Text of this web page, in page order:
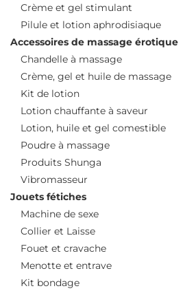
Crème et gel stimulant
Pilule et lotion aphrodisiaque
Accessoires de massage érotique
Chandelle à massage
Crème, gel et huile de massage
Kit de lotion
Lotion chauffante à saveur
Lotion, huile et gel comestible
Poudre à massage
Produits Shunga
Vibromasseur
Jouets fétiches
Machine de sexe
Collier et Laisse
Fouet et cravache
Menotte et entrave
Kit bondage